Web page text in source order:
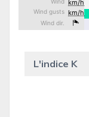
L'indice K